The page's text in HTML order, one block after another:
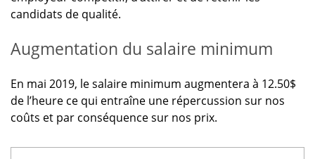
candidats de qualité.
Augmentation du salaire minimum
En mai 2019, le salaire minimum augmentera à 12.50$
de l’heure ce qui entraîne une répercussion sur nos
coûts et par conséquence sur nos prix.